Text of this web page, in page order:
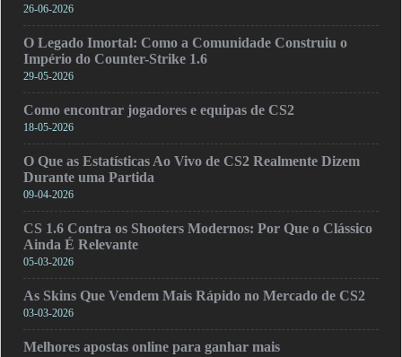
26-06-2026
O Legado Imortal: Como a Comunidade Construiu o
Império do Counter-Strike 1.6
29-05-2026
Como encontrar jogadores e equipas de CS2
18-05-2026
O Que as Estatísticas Ao Vivo de CS2 Realmente Dizem
Durante uma Partida
09-04-2026
CS 1.6 Contra os Shooters Modernos: Por Que o Clássico
Ainda É Relevante
05-03-2026
As Skins Que Vendem Mais Rápido no Mercado de CS2
03-03-2026
Melhores apostas online para ganhar mais